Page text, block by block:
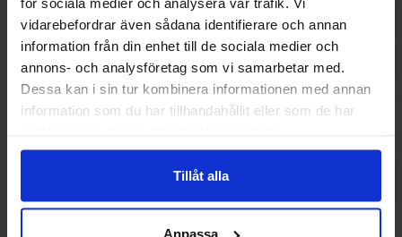
vidarebefordrar även sådana identifierare och annan
information från din enhet till de sociala medier och
annons- och analysföretag som vi samarbetar med.
Dessa kan i sin tur kombinera informationen med annan
information som du har tillhandahållit eller som de har
Tillåt alla
Anpassa